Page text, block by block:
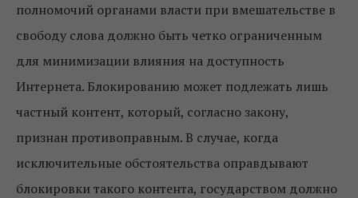
полномочий органами власти при вмешательстве в
свободу слова должно быть четко ограниченным
для минимизации влияния на доступность
Интернета. Блокированию может подлежать лишь
частный контент, который, согласно закону,
признан противоправным. В случае, когда
исключительные обстоятельства оправдывают
блокировки такого контента, государством должно